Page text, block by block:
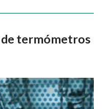
de termómetros